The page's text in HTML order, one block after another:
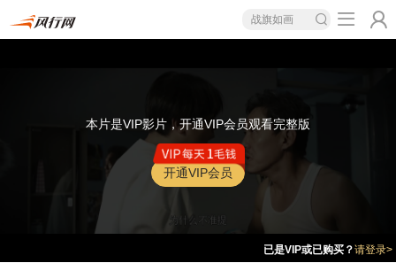
战旗如画
本片是VIP影片，开通VIP会员观看完整版
开通VIP会员
已是VIP或已购买？请登录>